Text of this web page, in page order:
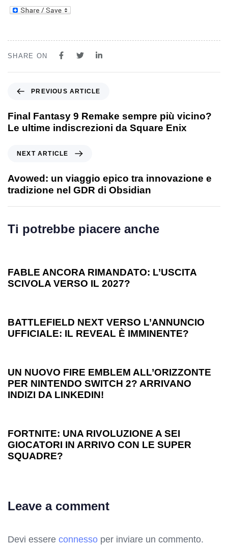
SHARE ON
PREVIOUS ARTICLE
Final Fantasy 9 Remake sempre più vicino?
Le ultime indiscrezioni da Square Enix
NEXT ARTICLE
Avowed: un viaggio epico tra innovazione e
tradizione nel GDR di Obsidian
Ti potrebbe piacere anche
FABLE ANCORA RIMANDATO: L’USCITA
SCIVOLA VERSO IL 2027?
BATTLEFIELD NEXT VERSO L’ANNUNCIO
UFFICIALE: IL REVEAL È IMMINENTE?
UN NUOVO FIRE EMBLEM ALL’ORIZZONTE
PER NINTENDO SWITCH 2? ARRIVANO
INDIZI DA LINKEDIN!
FORTNITE: UNA RIVOLUZIONE A SEI
GIOCATORI IN ARRIVO CON LE SUPER
SQUADRE?
Leave a comment
Devi essere connesso per inviare un commento.